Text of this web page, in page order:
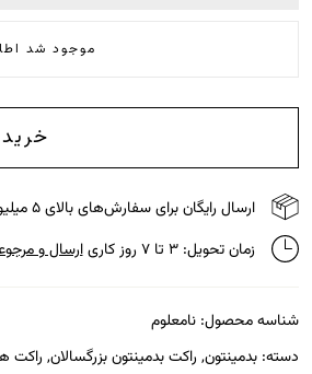
موجود شد
خرید
ارسال رایگان برای سفارش‌های بالای ۵ میلیون تومان
زمان تحویل: ۳ تا ۷ روز کاری
ارسال و
شناسه محصول:نامعلوم
دسته:بدمینتون, راکت بدمینتون بزرگسالان, راکت